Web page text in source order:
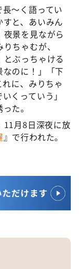
長～く語ってい
と、あいみん
景を見ながら
ちゃむが、
ぶっちゃける
のに！」「下
に、みりちゃ
くっていう」
た。
11月8日深夜に放
』で行われた。